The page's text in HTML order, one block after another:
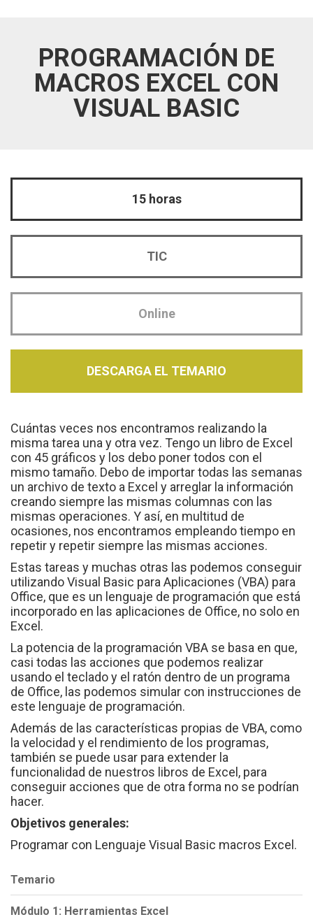
PROGRAMACIÓN DE
MACROS EXCEL CON
VISUAL BASIC
15 horas
TIC
Online
DESCARGA EL TEMARIO
Cuántas veces nos encontramos realizando la
misma tarea una y otra vez. Tengo un libro de Excel
con 45 gráficos y los debo poner todos con el
mismo tamaño. Debo de importar todas las semanas
un archivo de texto a Excel y arreglar la información
creando siempre las mismas columnas con las
mismas operaciones. Y así, en multitud de
ocasiones, nos encontramos empleando tiempo en
repetir y repetir siempre las mismas acciones.
Estas tareas y muchas otras las podemos conseguir
utilizando Visual Basic para Aplicaciones (VBA) para
Office, que es un lenguaje de programación que está
incorporado en las aplicaciones de Office, no solo en
Excel.
La potencia de la programación VBA se basa en que,
casi todas las acciones que podemos realizar
usando el teclado y el ratón dentro de un programa
de Office, las podemos simular con instrucciones de
este lenguaje de programación.
Además de las características propias de VBA, como
la velocidad y el rendimiento de los programas,
también se puede usar para extender la
funcionalidad de nuestros libros de Excel, para
conseguir acciones que de otra forma no se podrían
hacer.
Objetivos generales:
Programar con Lenguaje Visual Basic macros Excel.
Temario
Módulo 1: Herramientas Excel